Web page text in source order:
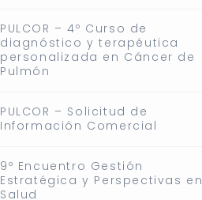
PULCOR – 4º Curso de
diagnóstico y terapéutica
personalizada en Cáncer de
Pulmón
PULCOR – Solicitud de
Información Comercial
9º Encuentro Gestión
Estratégica y Perspectivas en
Salud